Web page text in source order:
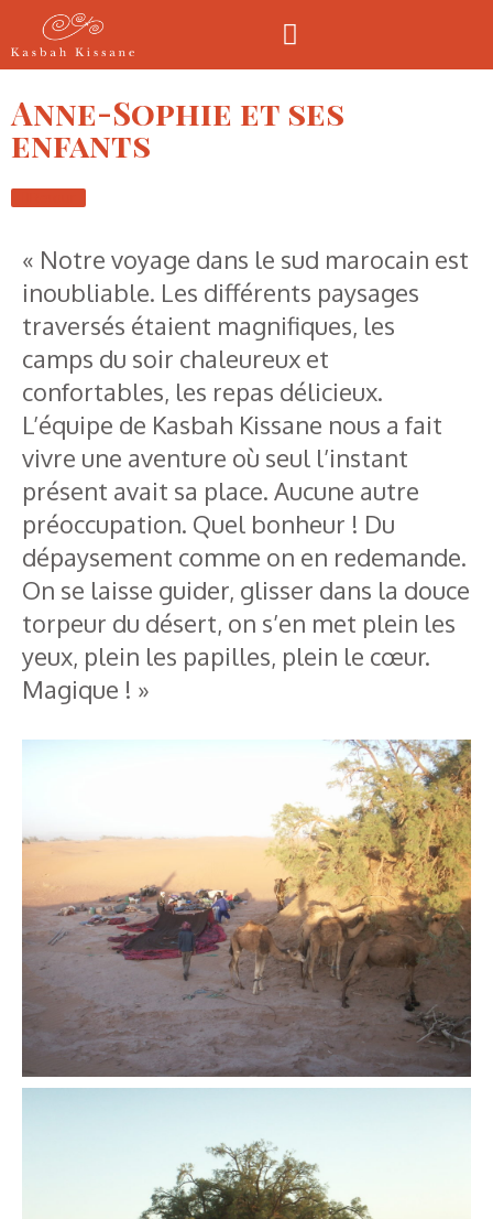
Anne-Sophie et ses
enfants
« Notre voyage dans le sud marocain est
inoubliable. Les différents paysages
traversés étaient magnifiques, les
camps du soir chaleureux et
confortables, les repas délicieux.
L’équipe de Kasbah Kissane nous a fait
vivre une aventure où seul l’instant
présent avait sa place. Aucune autre
préoccupation. Quel bonheur ! Du
dépaysement comme on en redemande.
On se laisse guider, glisser dans la douce
torpeur du désert, on s’en met plein les
yeux, plein les papilles, plein le cœur.
Magique ! »